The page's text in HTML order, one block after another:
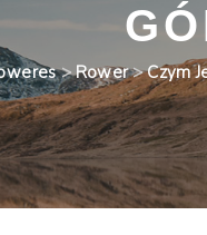
>Rower>Czym